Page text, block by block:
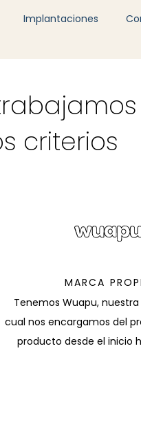
Implantaciones
criterios
MARCA
Tenemos Wuapu,
cual nos encargamos del
producto desde el inicio